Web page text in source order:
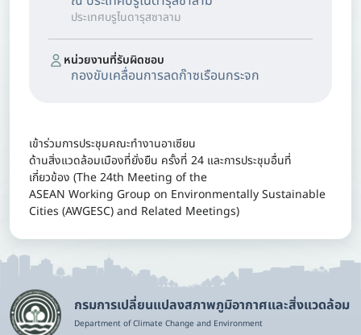
ประเทศบรูไนดารุสซาลาม
หน่วยงานที่รับผิดชอบ
กองขับเคลื่อนการลดก๊าซเรือนกระจก
เข้าร่วมการประชุมคณะทำงานอาเซียน
ด้านสิ่งแวดล้อมเมืองที่ยั่งยืน ครั้งที่ 24 และการประชุมอื่นที่
เกี่ยวข้อง (The 24th Meeting of the
ASEAN Working Group on Environmentally Sustainable
Cities (AWGESC) and Related Meetings)
กรมการเปลี่ยนแปลงสภาพภูมิอากาศและสิ่งแวดล้อม
Department of Climate Change and Environment